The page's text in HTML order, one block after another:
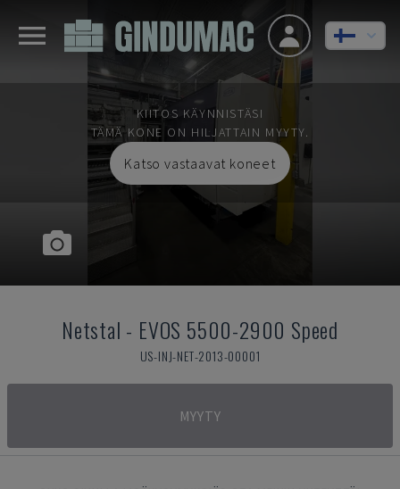
KIITOS KÄYNNISTÄSI
TÄMÄ KONE ON HILJATTAIN MYYTY.
Katso vastaavat koneet
Netstal - EVOS 5500-2900 Speed
US-INJ-NET-2013-00001
MYYTY